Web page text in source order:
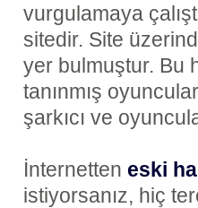
vurgulamaya
sitedir. Site
yer bulmuştur. Bu
tanınmış
şarkıcı ve
İnternetten eski
istiyorsanız, hiç